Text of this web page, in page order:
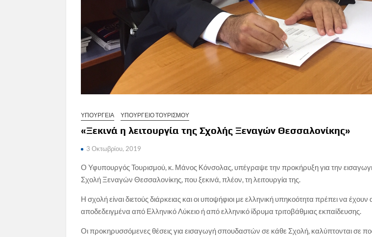
ΥΠΟΥΡΓΕΙΑ ΥΠΟΥΡΓΕΙΟ ΤΟΥΡΙΣΜΟΥ
«Ξεκινά η λειτουργία της Σχολής Ξεναγών Θεσσαλονίκης»
3 Οκτωβρίου, 2019
Ο Υφυπουργός Τουρισμού, κ. Μάνος Κόνσολας, υπέγραψε την προκήρυξη για την
Σχολή Ξεναγών Θεσσαλονίκης, που ξεκινά, πλέον, τη λειτουργία της.
Η σχολή είναι διετούς διάρκειας και οι υποψήφιοι με ελληνική υπηκοότητα πρέπει να έχουν
αποδεδειγμένα από Ελληνικό Λύκειο ή από ελληνικό ίδρυμα τριτοβάθμιας εκπαίδευσης.
Οι προκηρυσσόμενες θέσεις για εισαγωγή σπουδαστών σε κάθε Σχολή, καλύπτονται σε